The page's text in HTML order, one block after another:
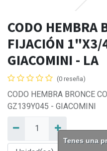
CODO HEMBRA
FIJACIÓN
GIACOMINI - LA
(0 reseña)
CODO HEMBRA BRONCE
GZ139Y045 - GIACOMINI
Tenes una